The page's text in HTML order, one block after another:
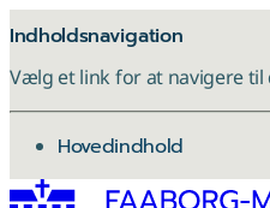
Indholdsnavigation
Vælg et link for at navigere
gå til
Hovedindhold